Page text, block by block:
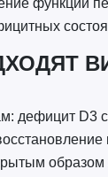
функции
дефицит D3
образом